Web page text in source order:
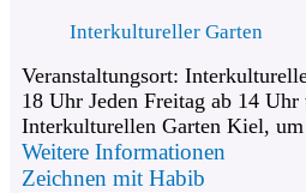
Interkultureller Garten
Veranstaltungsort:
18 Uhr Jeden Freitag ab 14
Interkulturellen Garten Kiel,
Weitere Informationen
Zeichnen mit Habib